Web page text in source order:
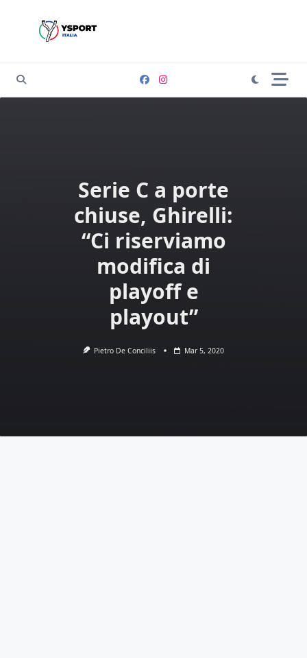
Serie C a porte
chiuse, Ghirelli:
“Ci riserviamo
modifica di
playoff e
playout”
Pietro De Conciliis Mar 5, 2020